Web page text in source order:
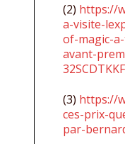
(2) https://
a-visite-
of-magic-
avant-
(3) https://
ces-prix-
par-